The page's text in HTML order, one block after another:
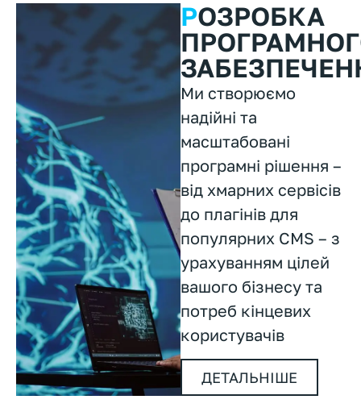
РОЗРОБКА
Ми створюємо
надійні та
масштабовані
програмні рішення –
від хмарних сервісів
до плагінів для
популярних CMS – з
урахуванням цілей
вашого бізнесу та
потреб кінцевих
користувачів
ДЕТАЛЬНІШЕ